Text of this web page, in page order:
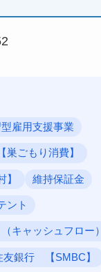
雇用支援事業
巣ごもり消費】
】 維持保証金
ント
キャッシュフロー）
友銀行 【SMBC】